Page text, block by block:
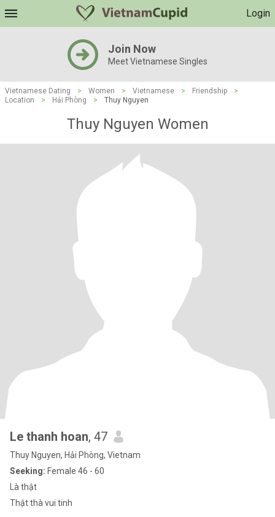
Login
Join Now
Meet Vietnamese Singles
Vietnamese Dating > Women > Vietnamese > Friendship
>
Location
> Hải Phòng > Thuy Nguyen
Thuy Nguyen Women
Le thanh hoan, 47
Thuy Nguyen, Hải Phòng, Vietnam
Seeking: Female 46 - 60
Là thật
Thật thà vui tinh